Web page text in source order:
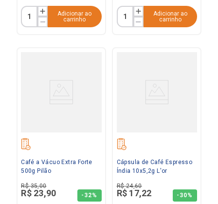
Adicionar ao
carrinho
Adicionar ao
carrinho
Café a Vácuo Extra Forte
500g Pilão
R$ 35,00
R$ 23,90 - 32%
Cápsula de Café Espresso
Índia 10x5,2g L'or
R$ 24,60
R$ 17,22 - 30%